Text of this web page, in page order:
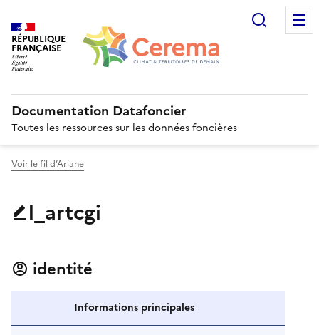
RÉPUBLIQUE
FRANÇAISE
Documentation Datafoncier
Toutes les ressources sur les données foncières
Voir le fil d’Ariane
l_artcgi
identité
Informations principales